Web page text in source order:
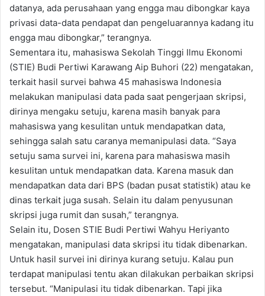
datanya, ada perusahaan yang engga mau dibongkar kaya
privasi data-data pendapat dan pengeluarannya kadang itu
engga mau dibongkar,” terangnya.
Sementara itu, mahasiswa Sekolah Tinggi Ilmu Ekonomi
(STIE) Budi Pertiwi Karawang Aip Buhori (22) mengatakan,
terkait hasil survei bahwa 45 mahasiswa Indonesia
melakukan manipulasi data pada saat pengerjaan skripsi,
dirinya mengaku setuju, karena masih banyak para
mahasiswa yang kesulitan untuk mendapatkan data,
sehingga salah satu caranya memanipulasi data. “Saya
setuju sama survei ini, karena para mahasiswa masih
kesulitan untuk mendapatkan data. Karena masuk dan
mendapatkan data dari BPS (badan pusat statistik) atau ke
dinas terkait juga susah. Selain itu dalam penyusunan
skripsi juga rumit dan susah,” terangnya.
Selain itu, Dosen STIE Budi Pertiwi Wahyu Heriyanto
mengatakan, manipulasi data skripsi itu tidak dibenarkan.
Untuk hasil survei ini dirinya kurang setuju. Kalau pun
terdapat manipulasi tentu akan dilakukan perbaikan skripsi
tersebut. “Manipulasi itu tidak dibenarkan. Tapi jika